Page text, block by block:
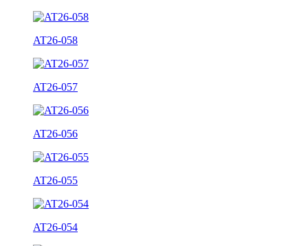
AT26-058
AT26-057
AT26-056
AT26-055
AT26-054